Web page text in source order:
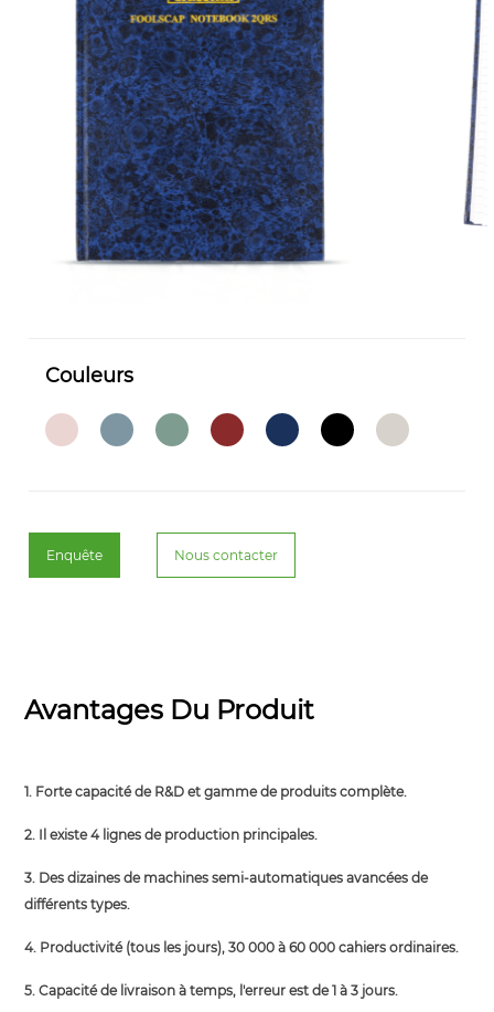
Couleurs
Enquête Nous contacter
Avantages Du Produit
1. Forte capacité de R&D et gamme de produits complète.
2. Il existe 4 lignes de production principales.
3. Des dizaines de machines semi-automatiques avancées de
différents types.
4. Productivité (tous les jours), 30 000 à 60 000 cahiers ordinaires.
5. Capacité de livraison à temps, l'erreur est de 1 à 3 jours.